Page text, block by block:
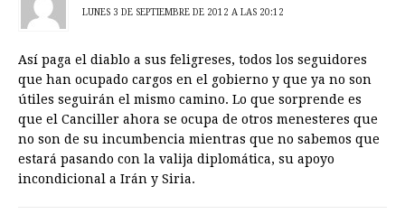
LUNES 3 DE SEPTIEMBRE DE 2012 A LAS 20:12
Así paga el diablo a sus feligreses, todos los seguidores
que han ocupado cargos en el gobierno y que ya no son
útiles seguirán el mismo camino. Lo que sorprende es
que el Canciller ahora se ocupa de otros menesteres que
no son de su incumbencia mientras que no sabemos que
estará pasando con la valija diplomática, su apoyo
incondicional a Irán y Siria.